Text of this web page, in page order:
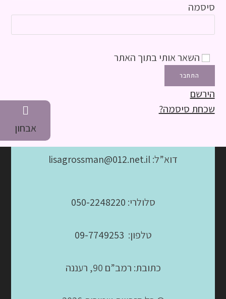
סיסמה
השאר אותי בתוך האתר
הירשם
שכחת סיסמה?
כתובת: רמב”ם 90, רעננה
טלפון: 09-7749253
סלולרי: 050-2248220
דוא”ל:lisagrossman@012.net.il
אבחון